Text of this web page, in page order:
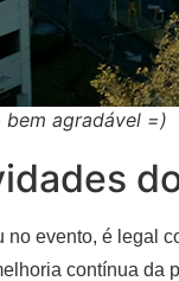
agradável =)
no evento, é legal
contínua da